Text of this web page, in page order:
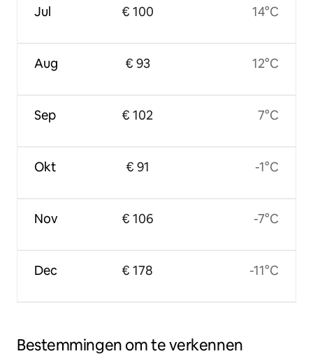
Jul
Aug
Sep
Okt
Nov
Dec
€ 100
€ 93
€ 102
€ 91
€ 106
€ 178
14°C
12°C
7°C
-1°C
-7°C
-11°C
Bestemmingen om te verkennen